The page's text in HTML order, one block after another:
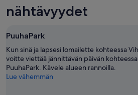
9.8.
9.8.
-
ensi
viikonlopuksi
14.8.
-
16.8.
nähtävyydet
PuuhaPark
Kun sinä ja lapsesi lomailette kohteessa
voitte viettää jännittävän päivän kohteessa
PuuhaPark. Kävele alueen rannoilla.
Lue vähemmän